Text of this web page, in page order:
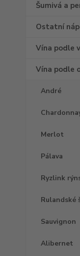
Šumivá a
Ostatní
Vína podle
Vína podle
André
Merlot
Pálava
Ryzlink
Rulandské
Sauvignon
Alibernet